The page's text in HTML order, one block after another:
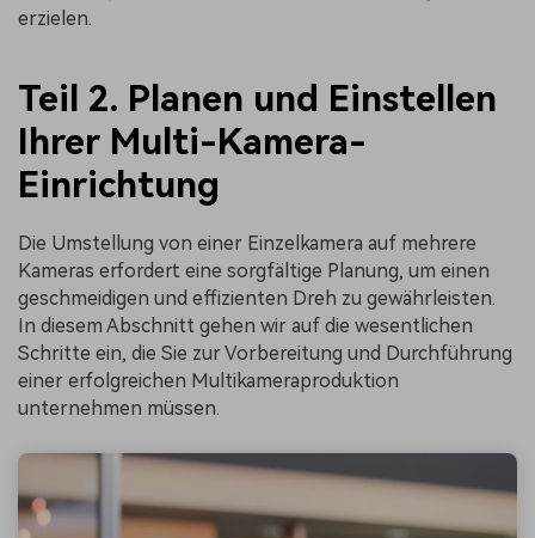
erzielen.
Teil 2. Planen und Einstellen
Ihrer Multi-Kamera-
Einrichtung
Die Umstellung von einer Einzelkamera auf mehrere
Kameras erfordert eine sorgfältige Planung, um einen
geschmeidigen und effizienten Dreh zu gewährleisten.
In diesem Abschnitt gehen wir auf die wesentlichen
Schritte ein, die Sie zur Vorbereitung und Durchführung
einer erfolgreichen Multikameraproduktion
unternehmen müssen.